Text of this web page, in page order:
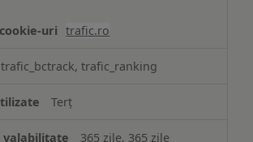
trafic.ro
trafic_bctrack, trafic_ranking
Terț
365 zile, 365 zile